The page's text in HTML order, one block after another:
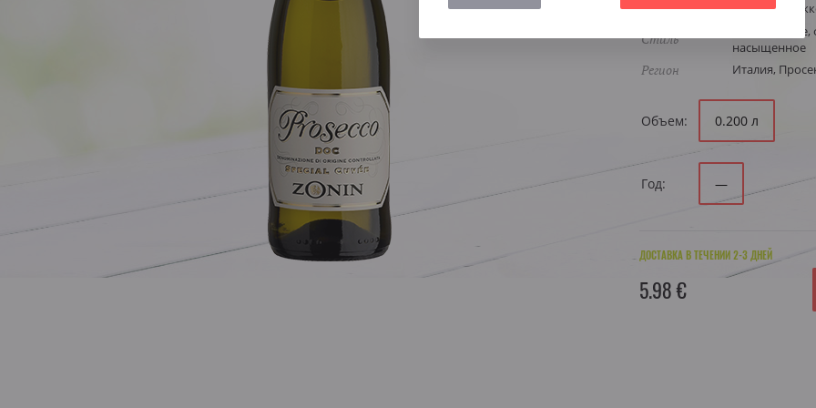
Виноград Глера
Стиль
насыщенное
Регион Италия,
Объем: 0.200 л
Год: —
ДОСТАВКА В ТЕЧЕНИИ 2-3 ДНЕЙ
5.98 €